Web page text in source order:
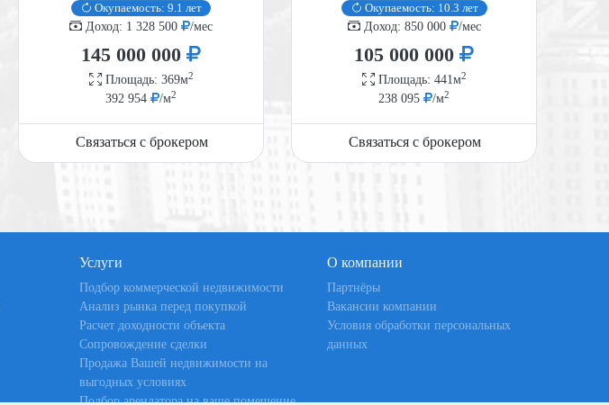
Окупаемость: 9.1 лет
Доход: 1 328 500
/мес
145 000 000
Площадь: 369м2
392 954 /м2
Связаться с брокером
Окупаемость: 10.3 лет
Доход: 850 000
/мес
105 000 000
Площадь: 441м2
238 095 /м2
Связаться с брокером
Услуги
Подбор коммерческой недвижимости
Анализ рынка перед покупкой
Расчет доходности объекта
Сопровождение сделки
Продажа Вашей недвижимости на
выгодных условиях
Подбор арендатора на ваше помещение
О компании
Партнёры
Вакансии компании
Условия обработки персональных
данных